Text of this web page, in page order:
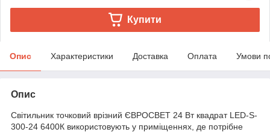
Купити
Опис Характеристики Доставка Оплата Умови
Опис
Світильник точковий врізний ЄВРОСВЕТ 24 Вт квадрат LED-S-
300-24 6400К використовують у приміщеннях, де потрібне